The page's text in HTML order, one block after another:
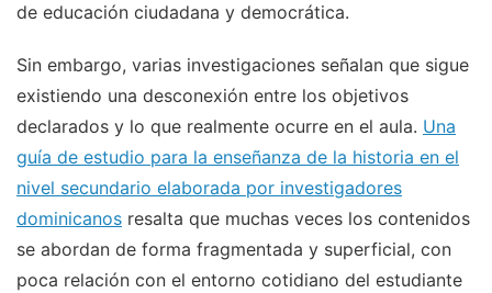
de educación ciudadana y democrática.
Sin embargo, varias investigaciones señalan que sigue
existiendo una desconexión entre los objetivos
declarados y lo que realmente ocurre en el aula. Una
guía de estudio para la enseñanza de la historia en el
nivel secundario elaborada por investigadores
dominicanos resalta que muchas veces los contenidos
se abordan de forma fragmentada y superficial, con
poca relación con el entorno cotidiano del estudiante